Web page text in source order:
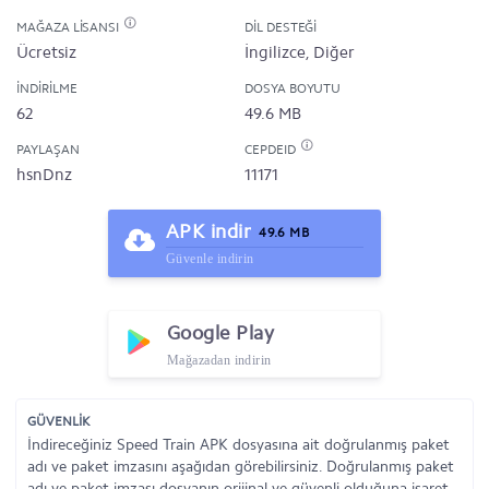
MAĞAZA LISANSI
Ücretsiz
DIL DESTEĞI
İngilizce, Diğer
İNDIRILME
62
DOSYA BOYUTU
49.6 MB
PAYLAŞAN
hsnDnz
CEPDEID
11171
APK indir 49.6 MB
Güvenle indirin
Google Play
Mağazadan indirin
GÜVENLİK
İndireceğiniz Speed Train APK dosyasına ait doğrulanmış paket
adı ve paket imzasını aşağıdan görebilirsiniz. Doğrulanmış paket